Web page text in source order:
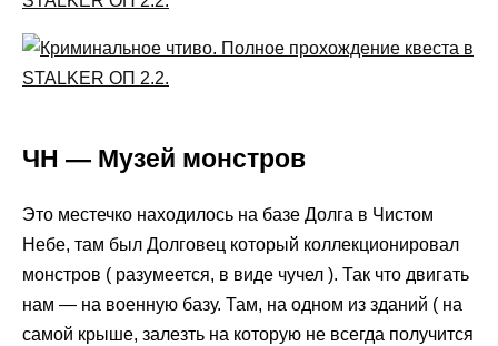
ЧН — Музей монстров
Это местечко находилось на базе Долга в Чистом
Небе, там был Долговец который коллекционировал
монстров ( разумеется, в виде чучел ). Так что двигать
нам — на военную базу. Там, на одном из зданий ( на
самой крыше, залезть на которую не всегда получится